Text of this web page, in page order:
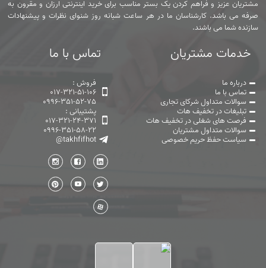
مشتریان عزیز و فراهم کردن یک بستر مناسب برای خرید اینترنتی ارزان و مقرون به
صرفه می باشد. کارشناسان ما در هر ساعت شبانه روز شنوای نظرات و پیشنهادات
سازنده شما می باشند.
خدمات مشتریان
درباره ما
تماس با ما
سوالات متداول شرکای تجاری
تبلیغات در تخفیف هات
فرصت های شغلی در تخفیف هات
سوالات متداول مشتریان
سیاست حفظ حریم خصوصی
تماس با ما
فروش :
017-321-51-106
0996-351-52-75
پشتیبانی :
017-321-24-371
0996-351-58-22
@takhfifhot